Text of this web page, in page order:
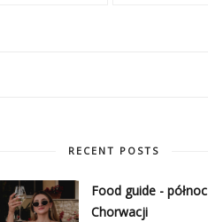
RECENT POSTS
Food guide - północ
Chorwacji